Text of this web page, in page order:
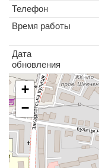
Телефон
Время работы
Дата
обновления
+
−